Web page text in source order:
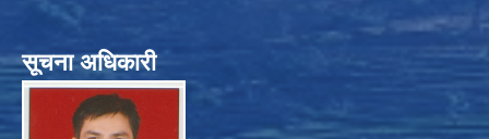
सूचना अधिकारी